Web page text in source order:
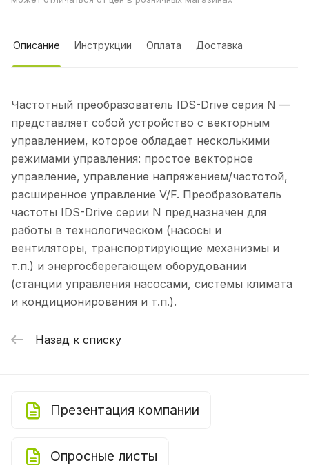
Описание Инструкции Оплата Доставка
Частотный преобразователь IDS-Drive серия N —
представляет собой устройство с векторным
управлением, которое обладает несколькими
режимами управления: простое векторное
управление, управление напряжением/частотой,
расширенное управление V/F. Преобразователь
частоты IDS-Drive серии N предназначен для
работы в технологическом (насосы и
вентиляторы, транспортирующие механизмы и
т.п.) и энергосберегающем оборудовании
(станции управления насосами, системы климата
и кондиционирования и т.п.).
Назад к списку
Презентация компании
Опросные листы